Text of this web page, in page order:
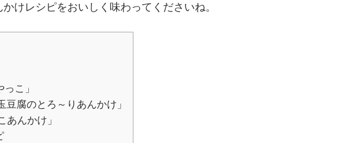
けレシピをおいしく味わってくださいね。
こ」
腐のとろ～りあんかけ」
んかけ」